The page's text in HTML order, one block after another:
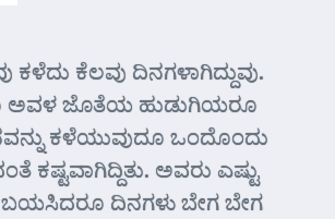
ಕೆಲವು ದಿನಗಳಾಗಿದ್ದುವು.
ಅವಳ ಜೊತೆಯ ಹುಡುಗಿಯರೂ
ಕಳೆಯುವುದೂ ಒಂದೊಂದು
ಕಷ್ಟವಾಗಿದ್ದಿತು. ಅವರು ಎಷ್ಟು
ದಿನಗಳು ಬೇಗ ಬೇಗ